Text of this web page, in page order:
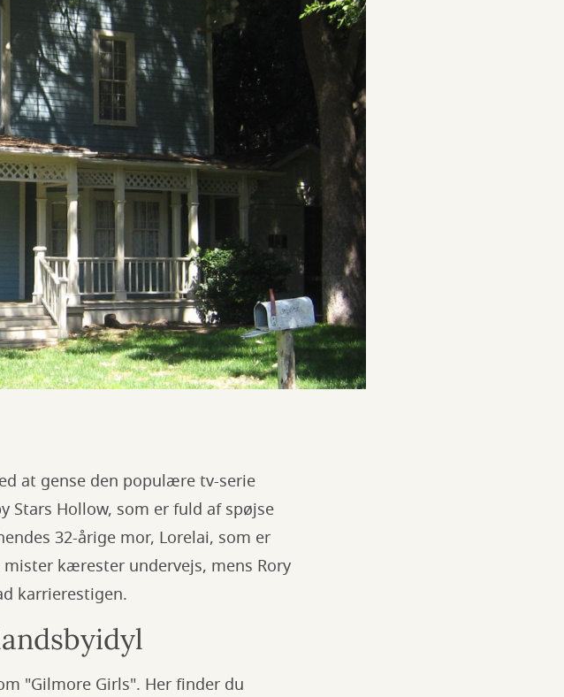
at gense den populære tv-serie
Stars Hollow, som er fuld af spøjse
32-årige mor, Lorelai, som er
kærester undervejs, mens Rory
karrierestigen.
"Gilmore Girls". Her finder du